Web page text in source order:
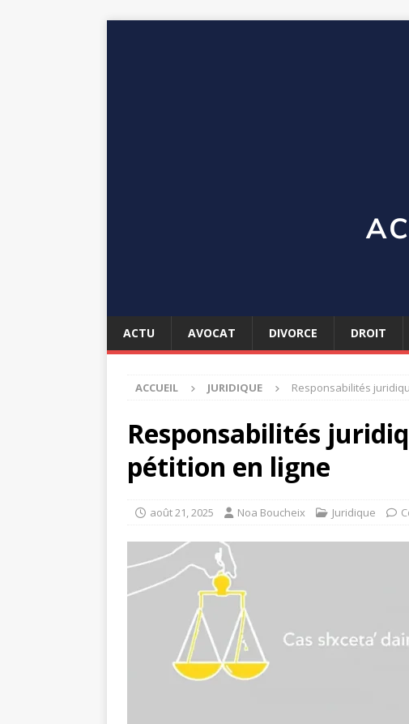
ACTU AVOCAT DIVORCE DROIT
ACCUEIL JURIDIQUE Responsabilités
Responsabilités
pétition en ligne
août 21, 2025 Noa Boucheix Juridique